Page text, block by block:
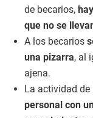
de becarios,
que no se
A los becarios
una pizarra, al
ajena.
La actividad de
personal con